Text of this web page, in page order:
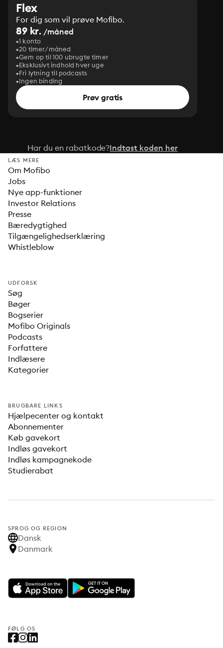
Flex
For dig som vil prøve Mofibo.
89 kr. /måned
1 konto
20 timer/måned
Gem op til 100 ubrugte timer
Eksklusivt indhold hver uge
Fri lytning til podcasts
Ingen binding
Prøv gratis
Har du en rabatkode?Indtast koden her
LÆS MERE
Om Mofibo
Jobs
Nye app-funktioner
Investor Relations
Presse
Bæredygtighed
Tilgængelighedserklæring
Whistleblow
UDFORSK
Søg
Bøger
Bogserier
Mofibo Originals
Podcasts
Forfattere
Indlæsere
Kategorier
BRUGBARE LINKS
Hjælpecenter og kontakt
Abonnementer
Køb gavekort
Indløs gavekort
Indløs kampagnekode
Studierabat
SPROG OG REGION
Dansk
Danmark
FØLG OS